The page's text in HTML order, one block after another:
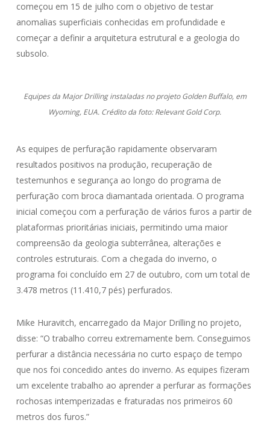
começou em 15 de julho com o objetivo de testar
anomalias superficiais conhecidas em profundidade e
começar a definir a arquitetura estrutural e a geologia do
subsolo.
Equipes da Major Drilling instaladas no projeto Golden Buffalo, em
Wyoming, EUA. Crédito da foto: Relevant Gold Corp.
As equipes de perfuração rapidamente observaram
resultados positivos na produção, recuperação de
testemunhos e segurança ao longo do programa de
perfuração com broca diamantada orientada. O programa
inicial começou com a perfuração de vários furos a partir de
plataformas prioritárias iniciais, permitindo uma maior
compreensão da geologia subterrânea, alterações e
controles estruturais. Com a chegada do inverno, o
programa foi concluído em 27 de outubro, com um total de
3.478 metros (11.410,7 pés) perfurados.
Mike Huravitch, encarregado da Major Drilling no projeto,
disse: “O trabalho correu extremamente bem. Conseguimos
perfurar a distância necessária no curto espaço de tempo
que nos foi concedido antes do inverno. As equipes fizeram
um excelente trabalho ao aprender a perfurar as formações
rochosas intemperizadas e fraturadas nos primeiros 60
metros dos furos.”